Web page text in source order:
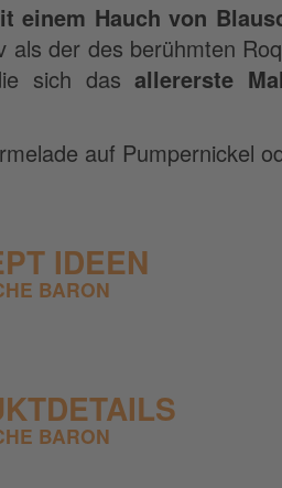
einem Hauch von
der des berühmten
sich dasallererste
auf Pumpernickel
IDEEN
BARON
BARON